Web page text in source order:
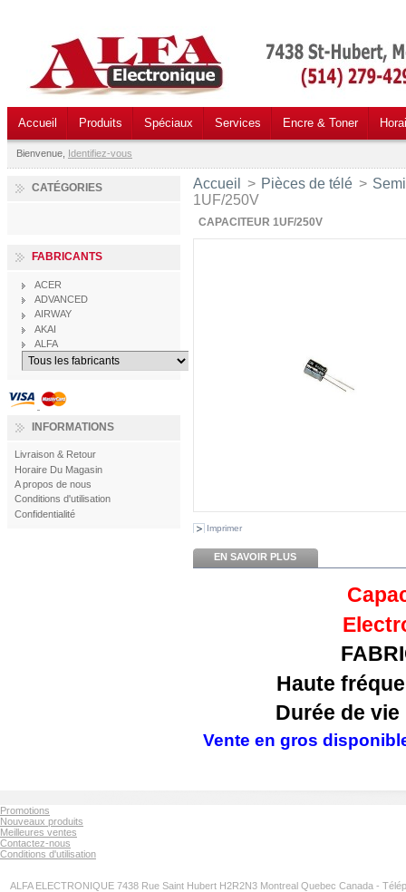
Accueil Produits Spéciaux Services Encre & Toner
Bienvenue, Identifiez-vous
CATÉGORIES
FABRICANTS
ACER
ADVANCED
AIRWAY
AKAI
ALFA
INFORMATIONS
Livraison & Retour
Horaire Du Magasin
A propos de nous
Conditions d'utilisation
Confidentialité
Accueil > Pièces de télé >
1UF/250V
CAPACITEUR 1UF/250V
Imprimer
EN SAVOIR PLUS
Haute
Durée de vie
Vente en gros
Promotions
Nouveaux produits
Meilleures ventes
Contactez-nous
Conditions d'utilisation
ALFA ELECTRONIQUE 7438 Rue Saint Hubert H2R2N3 Montreal Quebec Canada -